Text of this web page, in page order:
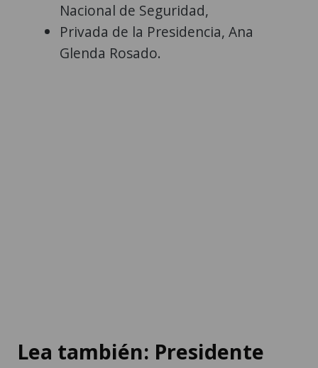
Nacional de Seguridad,
Privada de la Presidencia, Ana
Glenda Rosado.
Lea también: Presidente